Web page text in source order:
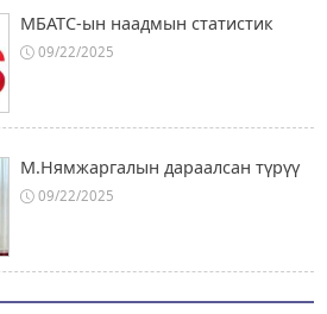
МБАТС-ын наадмын статистик
09/22/2025
М.Нямжаргалын дараалсан түрүү
09/22/2025